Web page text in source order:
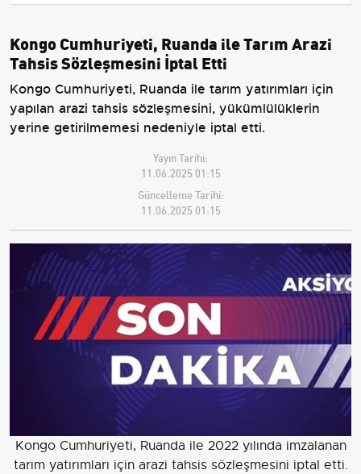
Kongo Cumhuriyeti, Ruanda ile Tarım Arazi
Tahsis Sözleşmesini İptal Etti
Kongo Cumhuriyeti, Ruanda ile tarım yatırımları için
yapılan arazi tahsis sözleşmesini, yükümlülüklerin
yerine getirilmemesi nedeniyle iptal etti.
Yayın Tarihi:
11.06.2025 01:15
Güncelleme Tarihi:
11.06.2025 01:15
Kongo Cumhuriyeti, Ruanda ile 2022 yılında imzalanan
tarım yatırımları için arazi tahsis sözleşmesini iptal etti.